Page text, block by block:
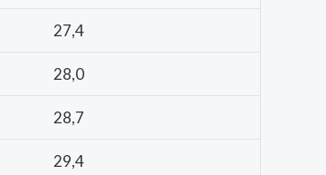
27,4
28,0
28,7
29,4